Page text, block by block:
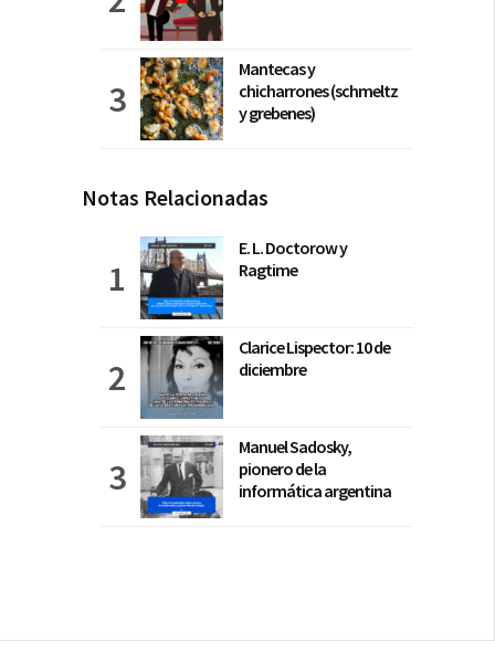
Mantecas y
chicharrones (schmeltz
y grebenes)
Notas Relacionadas
E. L. Doctorow y
Ragtime
Clarice Lispector: 10 de
diciembre
Manuel Sadosky,
pionero de la
informática argentina